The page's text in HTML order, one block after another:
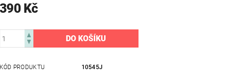
390 Kč
KÓD PRODUKTU
10545J